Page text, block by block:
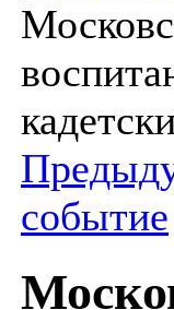
событие